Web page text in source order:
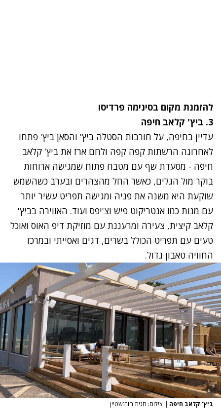
להזמנת מקום בסינימה פרדיסו
3. ביץ' קלאב חיפה
עדיין בחיפה, על חורבות הסטלה ביץ' והסאן ביץ' פתחו
לאחרונה הרשתות קפה קפה ולחם ארז את ביץ' קלאב
חיפה - מסעדת שף עם מטבח פתוח שמגישה ארוחות
בוקר מול הגלים, כאשר החל מהצהרים ובערב כשהשמש
שוקעת היא משנה את פניה ומגישה תפריט עשיר יותר
עם מנות כמו אנטריקוט פיש וצ'יפס ועוד. האווירה בביץ'
קלאב קיצית, צעירה ומרעננת עם מוזיקת דיפ האוס ואוכל
טעים עם תפריט הכולל בשרים, דגים ואסייתי ובמרכז
החוויה טאבון גדול.
ביץ' קלאב חיפה | צילום: חגית הורנשטיין